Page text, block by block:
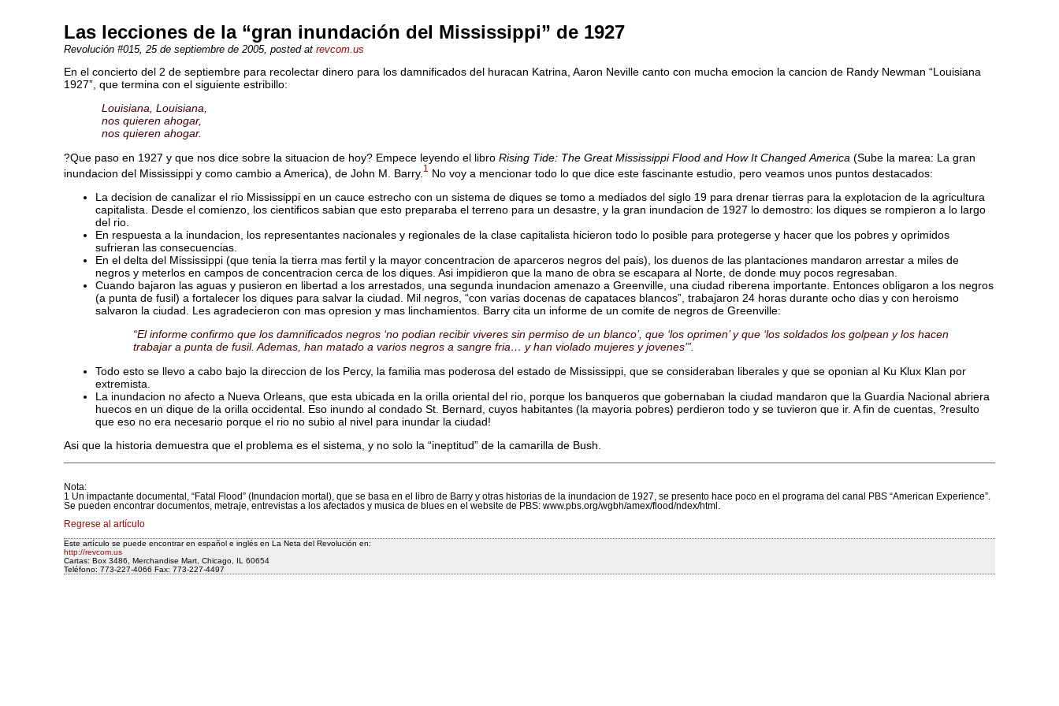
Las lecciones de la “gran inundación del Mississippi” de 1927
Revolución #015, 25 de septiembre de 2005, posted at revcom.us
En el concierto del 2 de septiembre para recolectar dinero para los damnificados del huracan Katrina, Aaron Neville canto con mucha emocion la cancion de Randy Newman “Louisiana
1927”, que termina con el siguiente estribillo:
Louisiana, Louisiana,
nos quieren ahogar,
nos quieren ahogar.
?Que paso en 1927 y que nos dice sobre la situacion de hoy? Empece leyendo el libro Rising Tide: The Great Mississippi Flood and How It Changed America (Sube la marea: La gran
inundacion del Mississippi y como cambio a America), de John M. Barry. 1 No voy a mencionar todo lo que dice este fascinante estudio, pero veamos unos puntos destacados:
La decision de canalizar el rio Mississippi en un cauce estrecho con un sistema de diques se tomo a mediados del siglo 19 para drenar tierras para la explotacion de la agricultura
capitalista. Desde el comienzo, los cientificos sabian que esto preparaba el terreno para un desastre, y la gran inundacion de 1927 lo demostro: los diques se rompieron a lo largo
del rio.
En respuesta a la inundacion, los representantes nacionales y regionales de la clase capitalista hicieron todo lo posible para protegerse y hacer que los pobres y oprimidos
sufrieran las consecuencias.
En el delta del Mississippi (que tenia la tierra mas fertil y la mayor concentracion de aparceros negros del pais), los duenos de las plantaciones mandaron arrestar a miles de
negros y meterlos en campos de concentracion cerca de los diques. Asi impidieron que la mano de obra se escapara al Norte, de donde muy pocos regresaban.
Cuando bajaron las aguas y pusieron en libertad a los arrestados, una segunda inundacion amenazo a Greenville, una ciudad riberena importante. Entonces obligaron a los negros
(a punta de fusil) a fortalecer los diques para salvar la ciudad. Mil negros, “con varias docenas de capataces blancos”, trabajaron 24 horas durante ocho dias y con heroismo
salvaron la ciudad. Les agradecieron con mas opresion y mas linchamientos. Barry cita un informe de un comite de negros de Greenville:
“El informe confirmo que los damnificados negros ‘no podian recibir viveres sin permiso de un blanco’, que ‘los oprimen’ y que ‘los soldados los golpean y los hacen
trabajar a punta de fusil. Ademas, han matado a varios negros a sangre fria… y han violado mujeres y jovenes’”.
Todo esto se llevo a cabo bajo la direccion de los Percy, la familia mas poderosa del estado de Mississippi, que se consideraban liberales y que se oponian al Ku Klux Klan por
extremista.
La inundacion no afecto a Nueva Orleans, que esta ubicada en la orilla oriental del rio, porque los banqueros que gobernaban la ciudad mandaron que la Guardia Nacional abriera
huecos en un dique de la orilla occidental. Eso inundo al condado St. Bernard, cuyos habitantes (la mayoria pobres) perdieron todo y se tuvieron que ir. A fin de cuentas, ?resulto
que eso no era necesario porque el rio no subio al nivel para inundar la ciudad!
Asi que la historia demuestra que el problema es el sistema, y no solo la “ineptitud” de la camarilla de Bush.
Nota:
1 Un impactante documental, “Fatal Flood” (Inundacion mortal), que se basa en el libro de Barry y otras historias de la inundacion de 1927, se presento hace poco en el programa del canal PBS “American Experience”.
Se pueden encontrar documentos, metraje, entrevistas a los afectados y musica de blues en el website de PBS: www.pbs.org/wgbh/amex/flood/ndex/html.
Regrese al artículo
Este artículo se puede encontrar en español e inglés en La Neta del Revolución en:
http://revcom.us
Cartas: Box 3486, Merchandise Mart, Chicago, IL 60654
Teléfono: 773-227-4066 Fax: 773-227-4497